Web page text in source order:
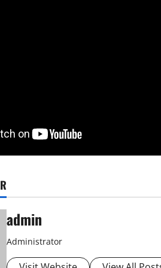
admin
Administrator